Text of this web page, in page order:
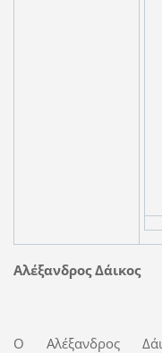
Αλέξανδρος Δάικος
Ο Αλέξανδρος